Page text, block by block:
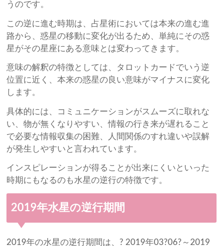
うのです。
この逆に進む時期は、占星術においては本来の進む進
路から、惑星の移動に変化が出るため、単純にその惑
星がその星座にある意味とは変わってきます。
意味の解釈の特徴としては、タロットカードでいう逆
位置に近く、本来の惑星の良い意味がマイナスに変化
します。
具体的には、コミュニケーションがスムーズに取れな
い、物が無くなりやすい、情報の行き来が遅れること
で必要な情報収集の困難、人間関係のすれ違いや誤解
が発生しやすいと言われています。
インスピレーションが得ることが出来にくいといった
時期にもなるのも水星の逆行の特徴です。
2019年水星の逆行期間
2019年の水星の逆行期間は、? 2019年03?06?～2019